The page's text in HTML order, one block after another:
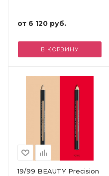
от 6 120 руб.
В КОРЗИНУ
19/99 BEAUTY Precision